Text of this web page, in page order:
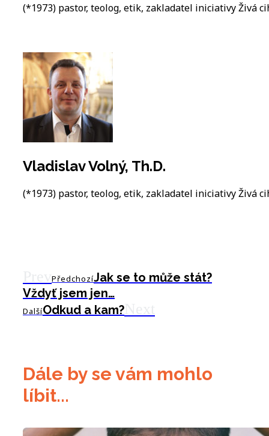
(*1973) pastor, teolog, etik, zakladatel iniciativy Živá
Vladislav Volný, Th.D.
(*1973) pastor, teolog, etik, zakladatel iniciativy Živá
PředchozíJak se to může stát?
Vždyť jsem jen…
DalšíOdkud a kam?
Dále by se vám mohlo
líbit...